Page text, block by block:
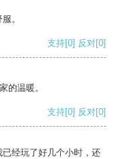
。
支持[0] 反对[0]
的温暖。
支持[0] 反对[0]
经玩了好几个小时，还